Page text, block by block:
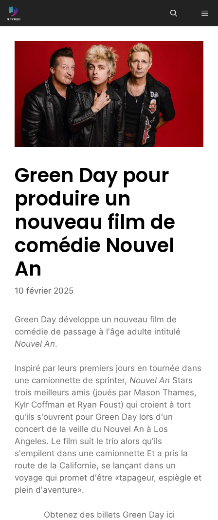
Aller
au
Green Day pour
produire un
nouveau film de
comédie Nouvel
An
10 février 2025
Green Day développe un nouveau film de
comédie de passage à l'âge adulte intitulé
Nouvel An.
Inspiré par leurs premiers jours en tournée dans
une camionnette de sprinter, Nouvel An Stars
trois meilleurs amis (joués par Mason Thames,
Kylr Coffman et Ryan Foust) qui croient à tort
qu'ils s'ouvrent pour Green Day lors d'un
concert de la veille du Nouvel An à Los
Angeles. Le film suit le trio alors qu'ils
s'empilent dans une camionnette Et a pris la
route de la Californie, se lançant dans un
voyage qui promet d'être «tapageur, espiègle et
plein d'aventure».
Obtenez des billets Green Day ici